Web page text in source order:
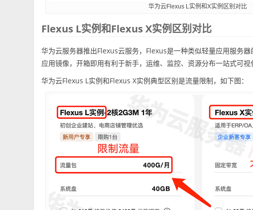
华为云Flexus L实例和X实例区别对比
Flexus L实例和Flexus X实例区别对比
华为云服务器推出Flexus云服务，Flexus是一种类似轻量应用服务
应用镜像，开箱即用有利于新手，运维、监控、资源分布一站式可视
华为云Flexus L实例和Flexus X实例典型区别是流量限制，如下图：